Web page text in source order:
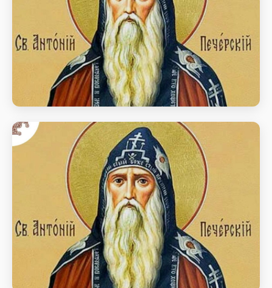
Преподобного Антонія Печерського
день пам’яті Преподобного Антонія Печерського